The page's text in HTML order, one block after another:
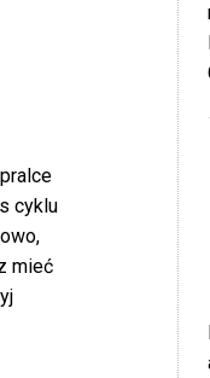
cyklu
mieć